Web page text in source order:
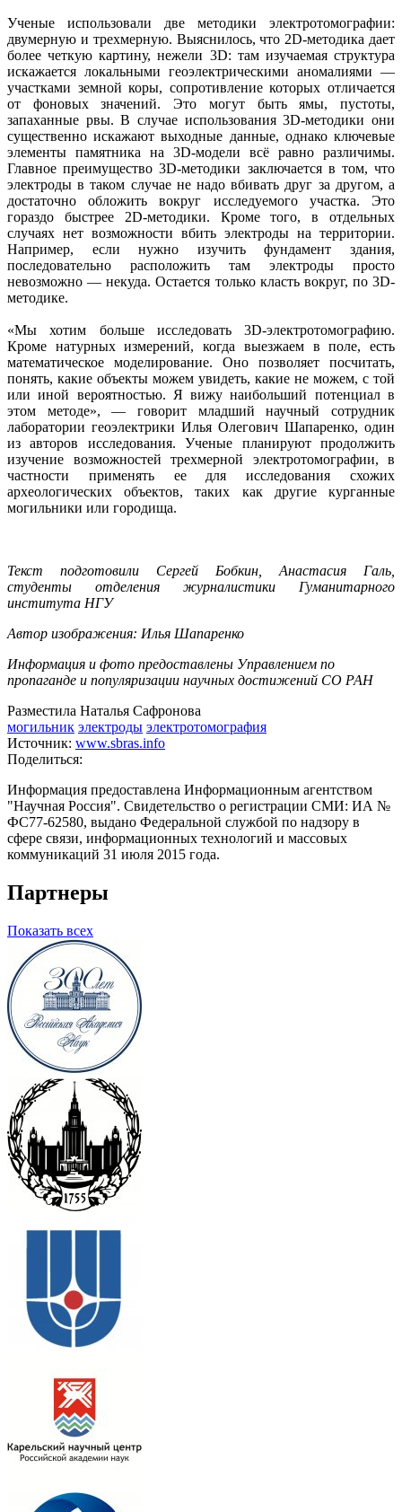
Ученые использовали две методики электротомографии:
двумерную и трехмерную. Выяснилось, что 2D-методика дает
более четкую картину, нежели 3D: там изучаемая структура
искажается локальными геоэлектрическими аномалиями —
участками земной коры, сопротивление которых отличается
от фоновых значений. Это могут быть ямы, пустоты,
запаханные рвы. В случае использования 3D-методики они
существенно искажают выходные данные, однако ключевые
элементы памятника на 3D-модели всё равно различимы.
Главное преимущество 3D-методики заключается в том, что
электроды в таком случае не надо вбивать друг за другом, а
достаточно обложить вокруг исследуемого участка. Это
гораздо быстрее 2D-методики. Кроме того, в отдельных
случаях нет возможности вбить электроды на территории.
Например, если нужно изучить фундамент здания,
последовательно расположить там электроды просто
невозможно — некуда. Остается только класть вокруг, по 3D-
методике.
«Мы хотим больше исследовать 3D-электротомографию.
Кроме натурных измерений, когда выезжаем в поле, есть
математическое моделирование. Оно позволяет посчитать,
понять, какие объекты можем увидеть, какие не можем, с той
или иной вероятностью. Я вижу наибольший потенциал в
этом методе», — говорит младший научный сотрудник
лаборатории геоэлектрики Илья Олегович Шапаренко, один
из авторов исследования. Ученые планируют продолжить
изучение возможностей трехмерной электротомографии, в
частности применять ее для исследования схожих
археологических объектов, таких как другие курганные
могильники или городища.
Текст подготовили Сергей Бобкин, Анастасия Галь,
студенты отделения журналистики Гуманитарного
института НГУ
Автор изображения: Илья Шапаренко
Информация и фото предоставлены Управлением по
пропаганде и популяризации научных достижений СО РАН
Разместила Наталья Сафронова
могильник электроды электротомография
Источник: www.sbras.info
Поделиться:
Информация предоставлена Информационным агентством
"Научная Россия". Свидетельство о регистрации СМИ: ИА №
ФС77-62580, выдано Федеральной службой по надзору в
сфере связи, информационных технологий и массовых
коммуникаций 31 июля 2015 года.
Партнеры
Показать всех